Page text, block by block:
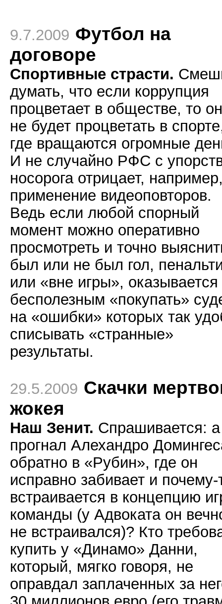
9.7.2009 Футбол на
договоре
Спортивные страсти.
думать, что если коррупция
процветает в обществе, то
не будет процветать в
где вращаются огромные
И не случайно РФС с
носорога отрицает,
применение видеоповторов.
Ведь если любой спорный
момент можно оперативно
просмотреть и точно
был или не был гол,
или «вне игры», оказывается
бесполезным «покупать»
на «ошибки» которых так
списывать «странные»
результаты.
29.5.2009 Скачки
жокея
Наш Зенит. Спрашивается: а
прогнал Алехандро
обратно в «Рубин», где он
исправно забивает и почему-
встраивается в концепцию
команды (у Адвоката он
не встраивался)? Кто
купить у «Динамо» Данни,
который, мягко говоря, не
оправдал заплаченных за